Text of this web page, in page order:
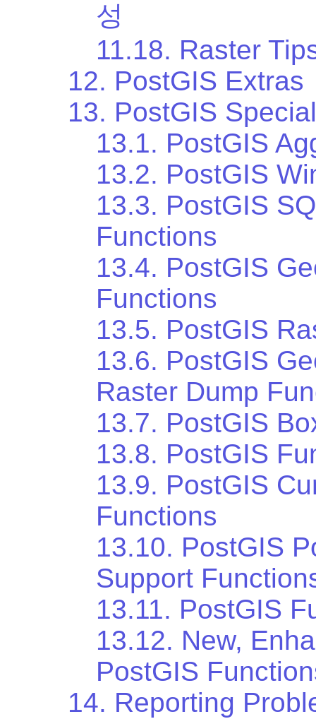
성
11.18. Raster
12. PostGIS Extras
13. PostGIS
13.1. PostGIS
13.2. PostGIS
13.3. PostGIS
Functions
13.4. PostGIS
Functions
13.5. PostGIS
13.6. PostGIS
Raster Dump
13.7. PostGIS
13.8. PostGIS
13.9. PostGIS
Functions
13.10. PostGIS
Support
13.11. PostGIS
13.12. New,
PostGIS
14. Reporting